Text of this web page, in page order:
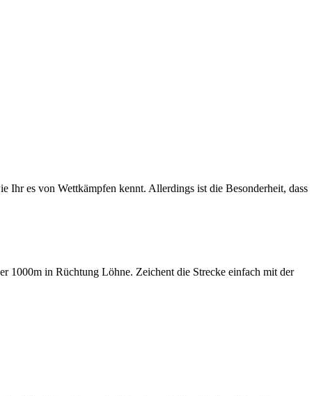
Ihr es von Wettkämpfen kennt. Allerdings ist die Besonderheit, dass
1000m in Rüchtung Löhne. Zeichent die Strecke einfach mit der